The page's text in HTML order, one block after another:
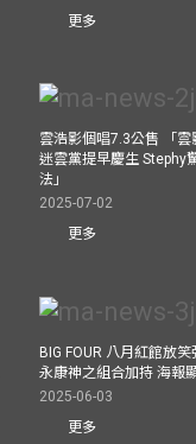
更多
雲浩影個唱7.3公售 「
迷雲黨提早慶生 Stephy
法」
2025-07-02
更多
BIG FOUR 八月紅館放
永康神之組合加持 海報
2025-06-03
更多